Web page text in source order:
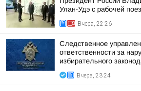
Улан-Удэ с рабочей
Вчера, 22:26
Следственное
ответственности за
избирательного
Вчера, 23:24